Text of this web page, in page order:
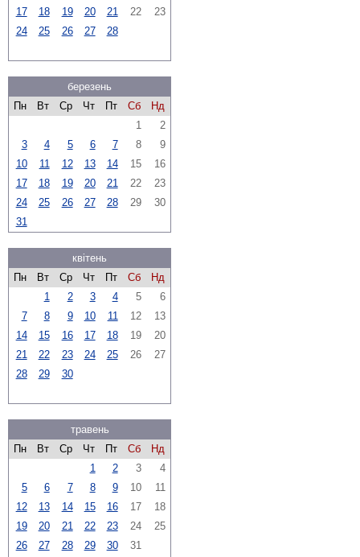
17
18 19 20 21 22
23
24
25 26 27 28
березень
Пн
Вт Ср Чт Пт Сб
Нд
1
2
3
4 5 6 7 8
9
10
11 12 13 14 15
16
17
18 19 20 21 22
23
24
25 26 27 28 29
30
31
квітень
Пн
Вт Ср Чт Пт Сб
Нд
1
2 3 4 5
6
7
8 9 10 11 12
13
14
15 16 17 18 19
20
21
22 23 24 25 26
27
28
29 30
травень
Пн
Вт Ср Чт Пт Сб
Нд
1
2 3
4
5
6 7 8 9 10
11
12
13 14 15 16 17
18
19
20 21 22 23 24
25
26
27 28 29 30 31